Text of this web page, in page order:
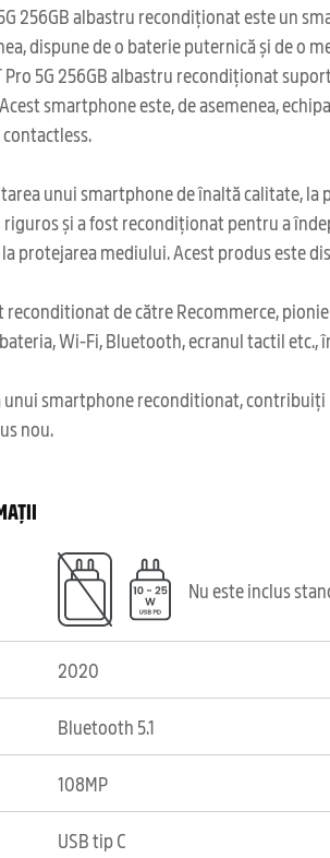
256GB albastru recondiționat este un
dispune de o baterie puternică și de o
Pro 5G 256GB albastru recondiționat
smartphone este, de asemenea,
unui smartphone de înaltă calitate, la
și a fost recondiționat pentru a
protejarea mediului. Acest produs este
reconditionat de către Recommerce,
Wi-Fi, Bluetooth, ecranul tactil etc.,
smartphone reconditionat, contribuiți
nou.
Nu este inclus
2020
Bluetooth 5.1
108MP
USB tip C